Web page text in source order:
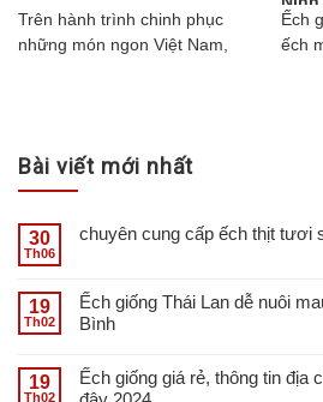
đến
đến
Trên hành trình chinh phục
những món ngon Việt Nam,
kiếm nguồn cung cấp ếch thịt
chất lượng, an toàn luôn là
trăn trở của các nhà hàng,
quán ăn và cơ sở kinh doanh
thực phẩm. Vifood - Trại ếch
thịt Đồng Nai chính là điểm
đến lý tưởng, hứa hẹn mang
ếch thịt" với những trải
nghiệm hoàn toàn mới mẻ và
​Ếch
ếch
Bài viết mới nhất
30
Th06
chuyên cung cấp ếch thịt tươi
19
Th02
Ếch giống Thái Lan dễ nuôi
Bình
19
Th02
Ếch giống giá rẻ, thông tin địa